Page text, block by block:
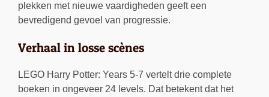
plekken met nieuwe vaardigheden geeft een
bevredigend gevoel van progressie.
Verhaal in losse scènes
LEGO Harry Potter: Years 5-7 vertelt drie complete
boeken in ongeveer 24 levels. Dat betekent dat het